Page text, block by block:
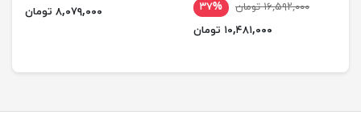
۱۶,۵۹۲,۰۰۰ تومان
۳۷%
۱۰,۴۸۱,۰۰۰ تومان
۸,۰۷۹,۰۰۰ تومان